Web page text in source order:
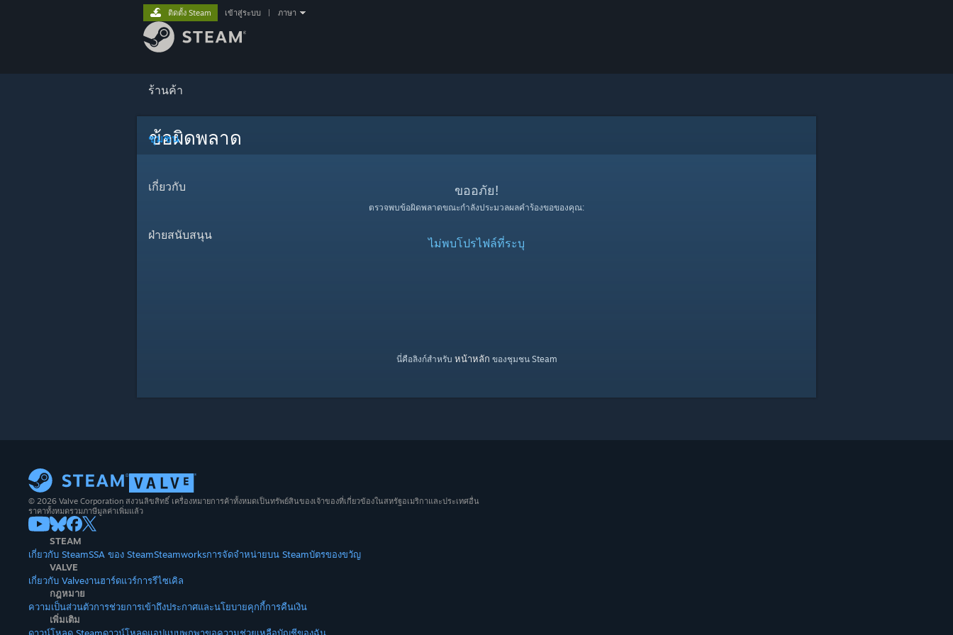
ร้านค้า
ชุมชน
เกี่ยวกับ
ฝ่ายสนับสนุน
ติดตั้ง Steam เข้าสู่ระบบ ภาษา
ข้อผิดพลาด
ขออภัย!
ตรวจพบข้อผิดพลาดขณะกำลังประมวลผลคำร้องขอของคุณ:
ไม่พบโปรไฟล์ที่ระบุ
นี่คือลิงก์สำหรับ หน้าหลัก ของชุมชน Steam
© 2026 Valve Corporation สงวนลิขสิทธิ์ เครื่องหมายการค้าทั้งหมดเป็นทรัพย์สินของเจ้าของที่เกี่ยวข้องในสหรัฐอเมริกาและประเทศอื่น
ราคาทั้งหมดรวมภาษีมูลค่าเพิ่มแล้ว
STEAM
เกี่ยวกับ SteamSSA ของ SteamSteamworksการจัดจำหน่ายบน Steamบัตรของขวัญ
VALVE
เกี่ยวกับ Valveงานฮาร์ดแวร์การรีไซเคิล
กฎหมาย
ความเป็นส่วนตัวการช่วยการเข้าถึงประกาศและนโยบายคุกกี้การคืนเงิน
เพิ่มเติม